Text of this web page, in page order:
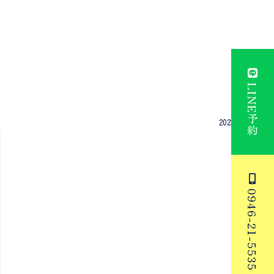
LINE予約
0946-21-5535
2023年02月27日